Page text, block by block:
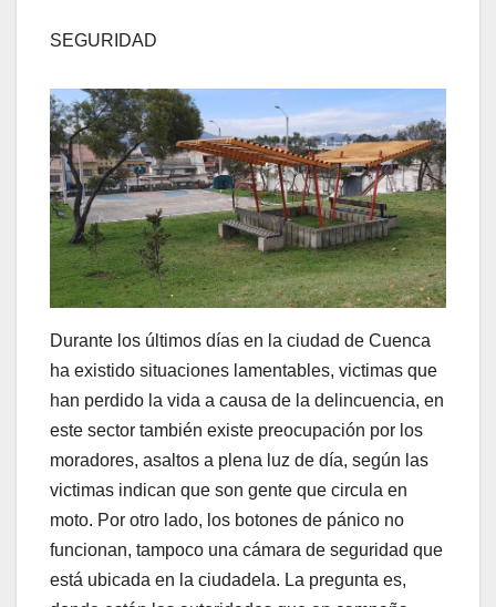
SEGURIDAD
Durante los últimos días en la ciudad de Cuenca
ha existido situaciones lamentables, victimas que
han perdido la vida a causa de la delincuencia, en
este sector también existe preocupación por los
moradores, asaltos a plena luz de día, según las
victimas indican que son gente que circula en
moto. Por otro lado, los botones de pánico no
funcionan, tampoco una cámara de seguridad que
está ubicada en la ciudadela. La pregunta es,